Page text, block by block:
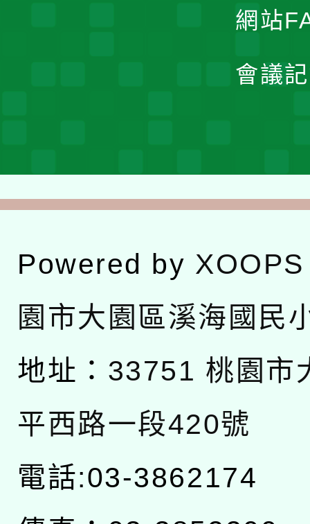
網站
會議
Powered by XOOPS
園市大園區溪海國民
地址： 33751 桃園市
平西路一段420號
電話:03-3862174